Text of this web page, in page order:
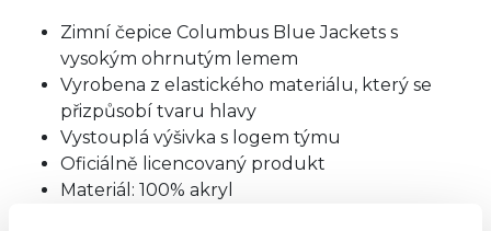
Zimní čepice Columbus Blue Jackets s
vysokým ohrnutým lemem
Vyrobena z elastického materiálu, který se
přizpůsobí tvaru hlavy
Vystouplá výšivka s logem týmu
Oficiálně licencovaný produkt
Materiál: 100% akryl